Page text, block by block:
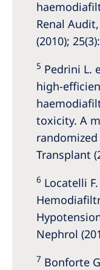
Renal
(2010);
5 Pedrini L.
high-
toxicity. A
Transplant
6 Locatelli
Nephrol
7 Bonforte